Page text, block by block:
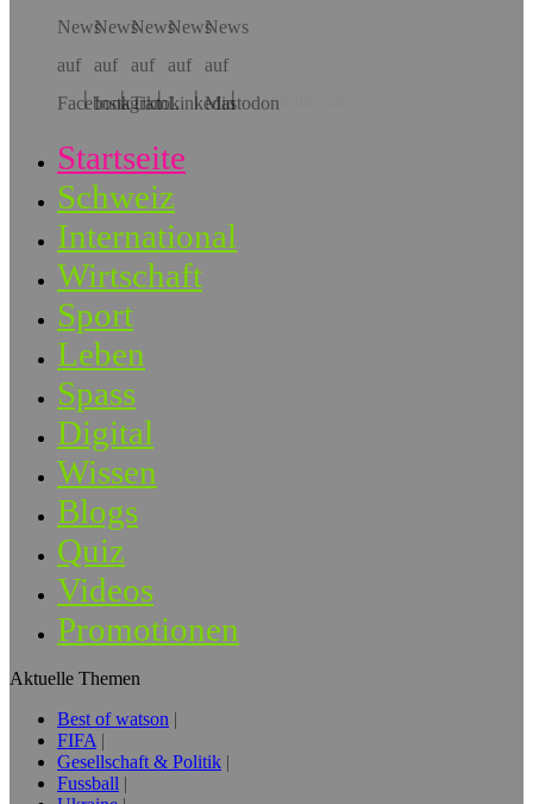
Hol dir die App!
Startseite
Schweiz
International
Wirtschaft
Sport
Leben
Spass
Digital
Wissen
Blogs
Quiz
Videos
Promotionen
Aktuelle Themen
Best of watson
FIFA
Gesellschaft & Politik
Fussball